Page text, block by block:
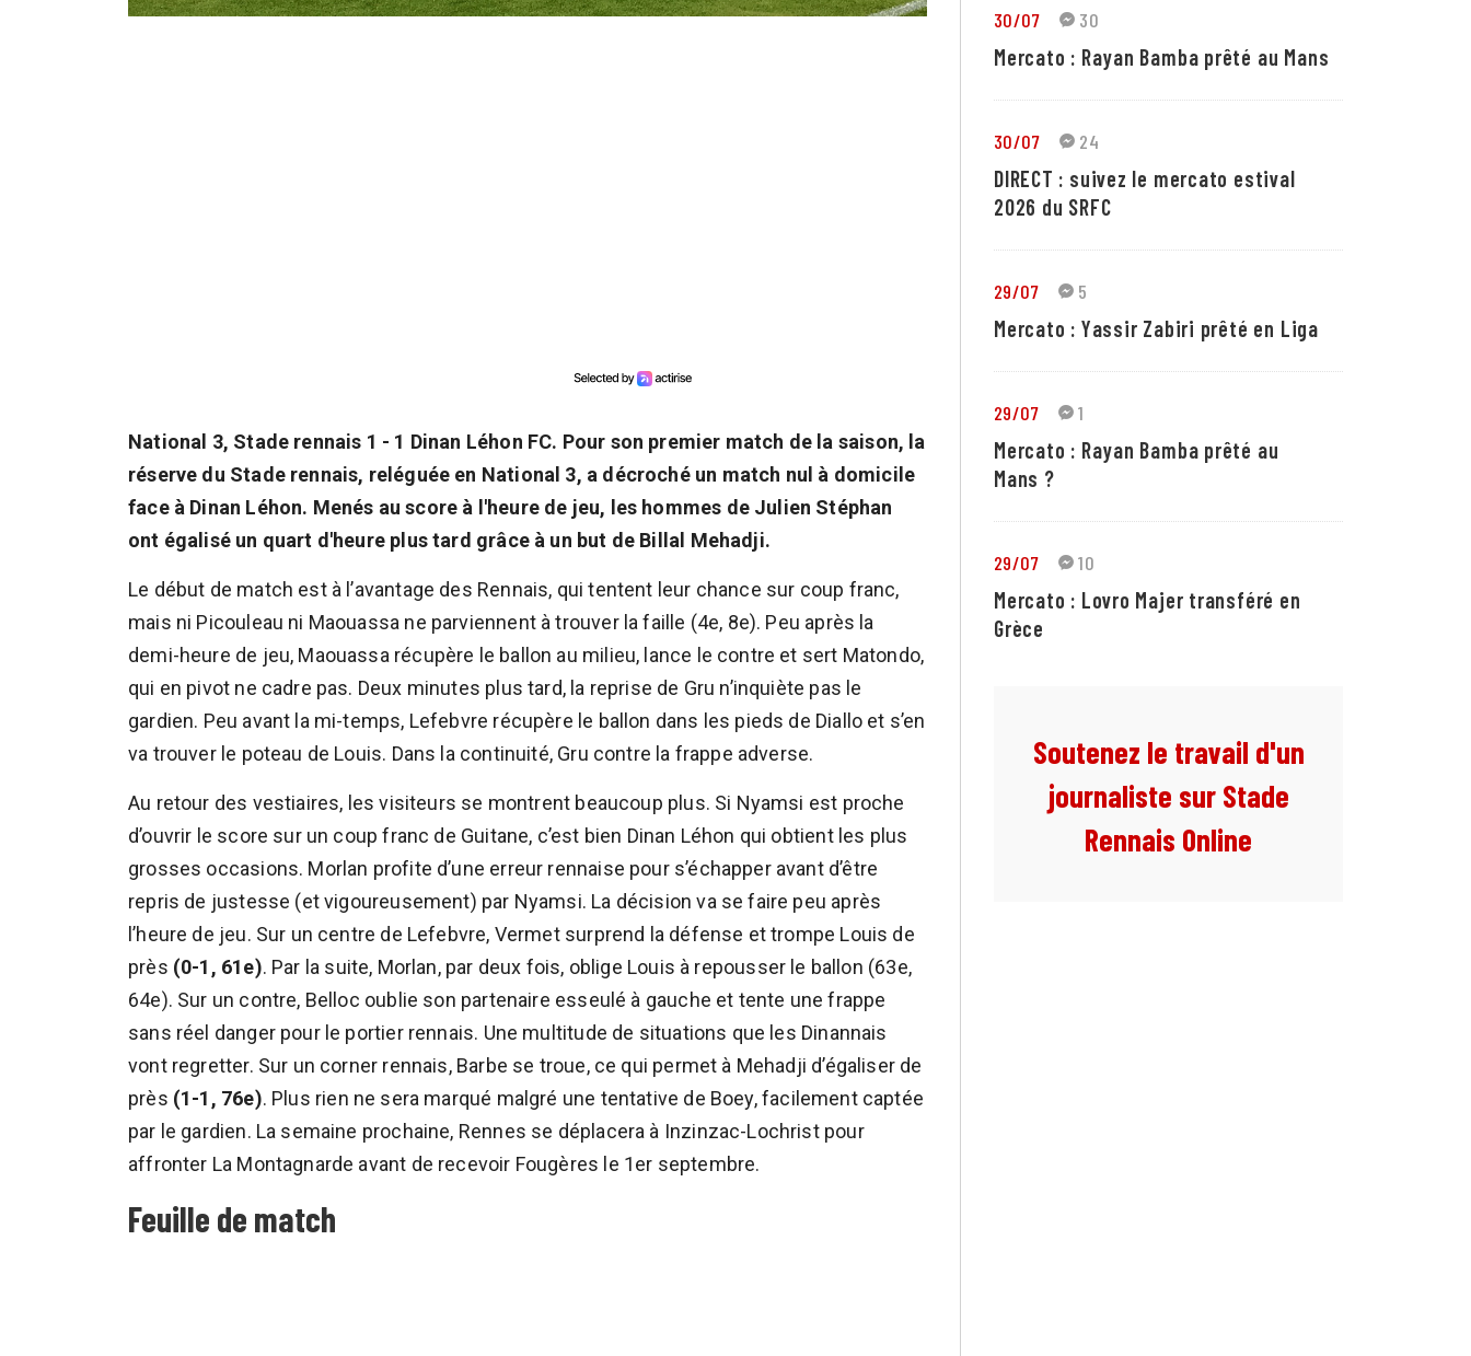
National 3, Stade rennais 1 - 1 Dinan Léhon FC. Pour son premier match de la saison, la
réserve du Stade rennais, reléguée en National 3, a décroché un match nul à domicile
face à Dinan Léhon. Menés au score à l'heure de jeu, les hommes de Julien Stéphan
ont égalisé un quart d'heure plus tard grâce à un but de Billal Mehadji.
Le début de match est à l’avantage des Rennais, qui tentent leur chance sur coup franc,
mais ni Picouleau ni Maouassa ne parviennent à trouver la faille (4e, 8e). Peu après la
demi-heure de jeu, Maouassa récupère le ballon au milieu, lance le contre et sert Matondo,
qui en pivot ne cadre pas. Deux minutes plus tard, la reprise de Gru n’inquiète pas le
gardien. Peu avant la mi-temps, Lefebvre récupère le ballon dans les pieds de Diallo et s’en
va trouver le poteau de Louis. Dans la continuité, Gru contre la frappe adverse.
Au retour des vestiaires, les visiteurs se montrent beaucoup plus. Si Nyamsi est proche
d’ouvrir le score sur un coup franc de Guitane, c’est bien Dinan Léhon qui obtient les plus
grosses occasions. Morlan profite d’une erreur rennaise pour s’échapper avant d’être
repris de justesse (et vigoureusement) par Nyamsi. La décision va se faire peu après
l’heure de jeu. Sur un centre de Lefebvre, Vermet surprend la défense et trompe Louis de
près (0-1, 61e). Par la suite, Morlan, par deux fois, oblige Louis à repousser le ballon (63e,
64e). Sur un contre, Belloc oublie son partenaire esseulé à gauche et tente une frappe
sans réel danger pour le portier rennais. Une multitude de situations que les Dinannais
vont regretter. Sur un corner rennais, Barbe se troue, ce qui permet à Mehadji d’égaliser de
près (1-1, 76e). Plus rien ne sera marqué malgré une tentative de Boey, facilement captée
par le gardien. La semaine prochaine, Rennes se déplacera à Inzinzac-Lochrist pour
affronter La Montagnarde avant de recevoir Fougères le 1er septembre.
Feuille de match
30/07 30
Mercato : Rayan Bamba prêté au Mans
30/07 24
DIRECT : suivez le mercato estival
2026 du SRFC
29/07 5
Mercato : Yassir Zabiri prêté en Liga
29/07 1
Mercato : Rayan Bamba prêté au
Mans ?
29/07 10
Mercato : Lovro Majer transféré en
Grèce
Soutenez le travail d'un
journaliste sur Stade
Rennais Online